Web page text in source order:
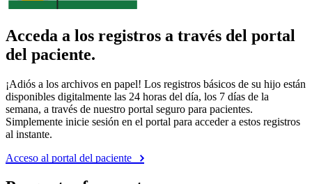
Acceda a los registros a través del portal
del paciente.
¡Adiós a los archivos en papel! Los registros básicos de su hijo están
disponibles digitalmente las 24 horas del día, los 7 días de la
semana, a través de nuestro portal seguro para pacientes.
Simplemente inicie sesión en el portal para acceder a estos registros
al instante.
Acceso al portal del paciente